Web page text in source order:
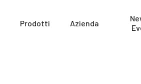
Prodotti Azienda